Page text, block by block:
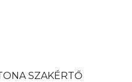
SZAKÉRTŐ